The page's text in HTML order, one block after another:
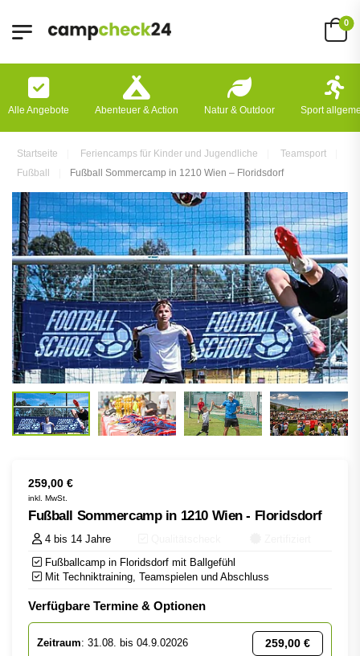
0
Alle Angebote Abenteuer & Action Natur & Outdoor Sport
Startseite Feriencamps für Kinder und Jugendliche
Teamsport
Fußball
Fußball Sommercamp in 1210 Wien – Floridsdorf
259,00 €
inkl. MwSt.
Fußball Sommercamp in 1210 Wien - Floridsdorf
4 bis 14 Jahre
Fußballcamp in Floridsdorf mit Ballgefühl
Mit Techniktraining, Teamspielen und Abschluss
Verfügbare Termine & Optionen
Zeitraum: 31.08. bis 04.9.02026 259,00 €